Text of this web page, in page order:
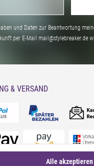
und Daten zur Beantwortung
per E-Mail mail@stylebreaker.de
& VERSAND
Alle akzeptieren